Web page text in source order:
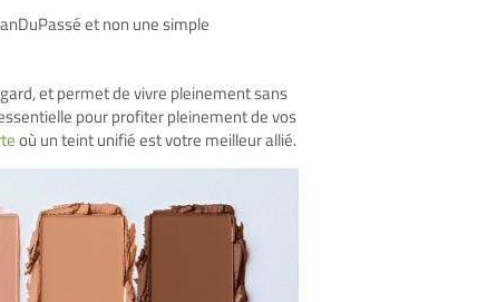
et non une simple
et permet de vivre pleinement sans
pour profiter pleinement de vos
où un teint unifié est votre meilleur allié.